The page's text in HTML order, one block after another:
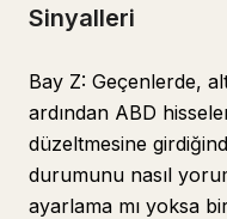
Sinyalleri
Bay Z: Geçenlerde,
ardından ABD
düzeltmesine
durumunu nasıl
ayarlama mı yoksa